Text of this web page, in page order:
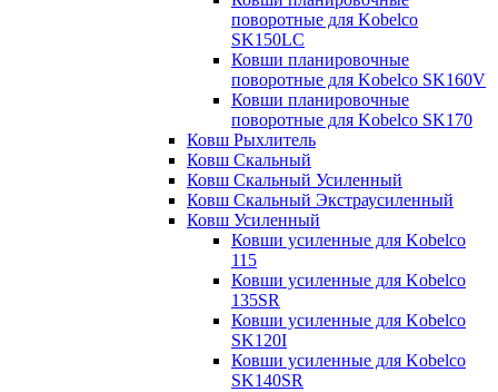
поворотные для Kobelco
SK150LC
Ковши планировочные
поворотные для Kobelco SK160V
Ковши планировочные
поворотные для Kobelco SK170
Ковш Рыхлитель
Ковш Скальный
Ковш Скальный Усиленный
Ковш Скальный Экстраусиленный
Ковш Усиленный
Ковши усиленные для Kobelco
115
Ковши усиленные для Kobelco
135SR
Ковши усиленные для Kobelco
SK120I
Ковши усиленные для Kobelco
SK140SR